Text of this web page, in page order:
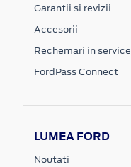
Garantii si revizii
Accesorii
Rechemari in service
FordPass Connect
LUMEA FORD
Noutati